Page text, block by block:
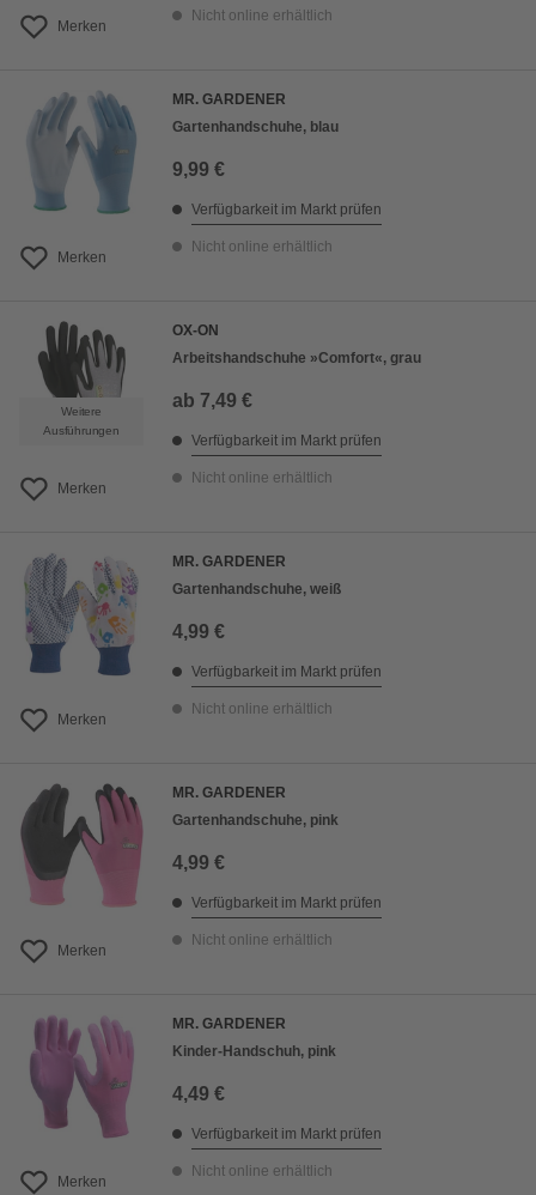
Merken
Nicht online erhältlich
Merken
MR. GARDENER
Gartenhandschuhe, blau
9,99 €
Verfügbarkeit im Markt prüfen
Nicht online erhältlich
Weitere
Ausführungen
Merken
OX-ON
Arbeitshandschuhe »Comfort«, grau
ab 7,49 €
Verfügbarkeit im Markt prüfen
Nicht online erhältlich
Merken
MR. GARDENER
Gartenhandschuhe, weiß
4,99 €
Verfügbarkeit im Markt prüfen
Nicht online erhältlich
Merken
MR. GARDENER
Gartenhandschuhe, pink
4,99 €
Verfügbarkeit im Markt prüfen
Nicht online erhältlich
Merken
MR. GARDENER
Kinder-Handschuh, pink
4,49 €
Verfügbarkeit im Markt prüfen
Nicht online erhältlich